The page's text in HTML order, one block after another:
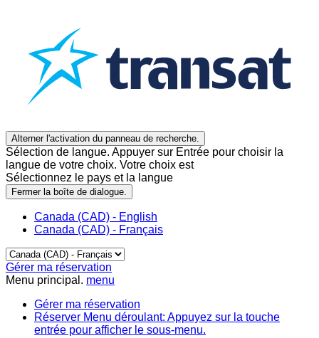
Alterner l'activation du panneau de recherche.
Sélection de langue. Appuyer sur Entrée pour choisir la
langue de votre choix. Votre choix est
Sélectionnez le pays et la langue
Fermer la boîte de dialogue.
Canada (CAD) - English
Canada (CAD) - Français
Gérer ma réservation
Menu principal. menu
Gérer ma réservation
Réserver Menu déroulant: Appuyez sur la touche
entrée pour afficher le sous-menu.